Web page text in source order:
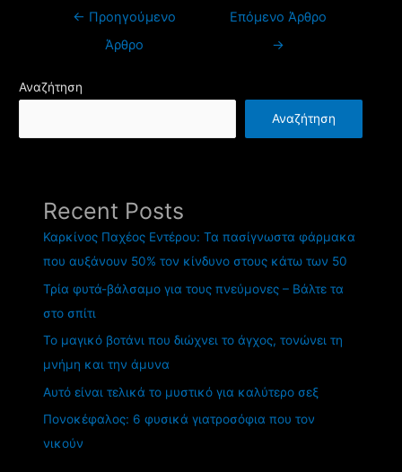
← Προηγούμενο
Άρθρο
Επόμενο Άρθρο
→
Αναζήτηση
Αναζήτηση
Recent Posts
Καρκίνος Παχέος Εντέρου: Τα πασίγνωστα φάρμακα
που αυξάνουν 50% τον κίνδυνο στους κάτω των 50
Τρία φυτά-βάλσαμο για τους πνεύμονες – Βάλτε τα
στο σπίτι
Το μαγικό βοτάνι που διώχνει το άγχος, τονώνει τη
μνήμη και την άμυνα
Αυτό είναι τελικά το μυστικό για καλύτερο σεξ
Πονοκέφαλος: 6 φυσικά γιατροσόφια που τον
νικούν